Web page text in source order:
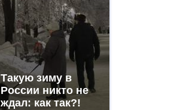
Такую зиму в
России никто не
ждал: как так?!